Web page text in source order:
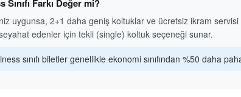
Sınıfı Farkı Değer mi?
uygunsa, 2+1 daha geniş koltuklar ve ücretsiz ikram
edenler için tekli (single) koltuk seçeneği sunar.
sınıfı biletler genellikle ekonomi sınıfından %50 daha